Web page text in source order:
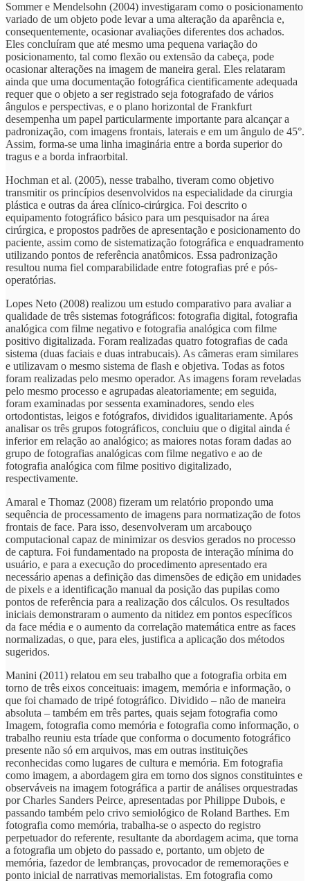
Sommer e Mendelsohn (2004) investigaram como o posicionamento
variado de um objeto pode levar a uma alteração da aparência e,
consequentemente, ocasionar avaliações diferentes dos achados.
Eles concluíram que até mesmo uma pequena variação do
posicionamento, tal como flexão ou extensão da cabeça, pode
ocasionar alterações na imagem de maneira geral. Eles relataram
ainda que uma documentação fotográfica cientificamente adequada
requer que o objeto a ser registrado seja fotografado de vários
ângulos e perspectivas, e o plano horizontal de Frankfurt
desempenha um papel particularmente importante para alcançar a
padronização, com imagens frontais, laterais e em um ângulo de 45°.
Assim, forma-se uma linha imaginária entre a borda superior do
tragus e a borda infraorbital.
Hochman et al. (2005), nesse trabalho, tiveram como objetivo
transmitir os princípios desenvolvidos na especialidade da cirurgia
plástica e outras da área clínico-cirúrgica. Foi descrito o
equipamento fotográfico básico para um pesquisador na área
cirúrgica, e propostos padrões de apresentação e posicionamento do
paciente, assim como de sistematização fotográfica e enquadramento
utilizando pontos de referência anatômicos. Essa padronização
resultou numa fiel comparabilidade entre fotografias pré e pós-
operatórias.
Lopes Neto (2008) realizou um estudo comparativo para avaliar a
qualidade de três sistemas fotográficos: fotografia digital, fotografia
analógica com filme negativo e fotografia analógica com filme
positivo digitalizada. Foram realizadas quatro fotografias de cada
sistema (duas faciais e duas intrabucais). As câmeras eram similares
e utilizavam o mesmo sistema de flash e objetiva. Todas as fotos
foram realizadas pelo mesmo operador. As imagens foram reveladas
pelo mesmo processo e agrupadas aleatoriamente; em seguida,
foram examinadas por sessenta examinadores, sendo eles
ortodontistas, leigos e fotógrafos, divididos igualitariamente. Após
analisar os três grupos fotográficos, concluiu que o digital ainda é
inferior em relação ao analógico; as maiores notas foram dadas ao
grupo de fotografias analógicas com filme negativo e ao de
fotografia analógica com filme positivo digitalizado,
respectivamente.
Amaral e Thomaz (2008) fizeram um relatório propondo uma
sequência de processamento de imagens para normatização de fotos
frontais de face. Para isso, desenvolveram um arcabouço
computacional capaz de minimizar os desvios gerados no processo
de captura. Foi fundamentado na proposta de interação mínima do
usuário, e para a execução do procedimento apresentado era
necessário apenas a definição das dimensões de edição em unidades
de pixels e a identificação manual da posição das pupilas como
pontos de referência para a realização dos cálculos. Os resultados
iniciais demonstraram o aumento da nitidez em pontos específicos
da face média e o aumento da correlação matemática entre as faces
normalizadas, o que, para eles, justifica a aplicação dos métodos
sugeridos.
Manini (2011) relatou em seu trabalho que a fotografia orbita em
torno de três eixos conceituais: imagem, memória e informação, o
que foi chamado de tripé fotográfico. Dividido – não de maneira
absoluta – também em três partes, quais sejam fotografia como
Imagem, fotografia como memória e fotografia como informação, o
trabalho reuniu esta tríade que conforma o documento fotográfico
presente não só em arquivos, mas em outras instituições
reconhecidas como lugares de cultura e memória. Em fotografia
como imagem, a abordagem gira em torno dos signos constituintes e
observáveis na imagem fotográfica a partir de análises orquestradas
por Charles Sanders Peirce, apresentadas por Philippe Dubois, e
passando também pelo crivo semiológico de Roland Barthes. Em
fotografia como memória, trabalha-se o aspecto do registro
perpetuador do referente, resultante da abordagem acima, que torna
a fotografia um objeto do passado e, portanto, um objeto de
memória, fazedor de lembranças, provocador de rememorações e
ponto inicial de narrativas memorialistas. Em fotografia como